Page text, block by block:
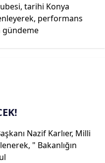
tarihi Konya
performans
gündeme
Nazif Karlıer, Milli
" Bakanlığın